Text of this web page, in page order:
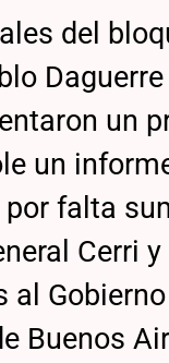
del
un
un
por falta
Cerri y
al
Buenos